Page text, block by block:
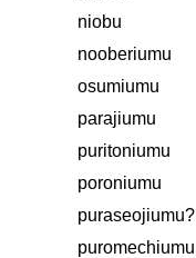
niobu
nooberiumu
osumiumu
parajiumu
puritoniumu
poroniumu
puraseojiumu?
puromechiumu